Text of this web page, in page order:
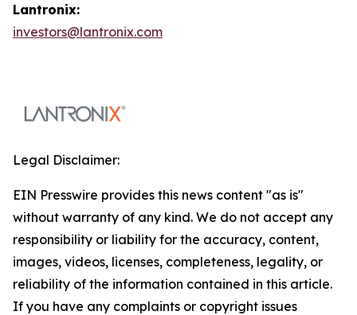
Lantronix:
investors@lantronix.com
Legal Disclaimer:
EIN Presswire provides this news content "as is"
without warranty of any kind. We do not accept any
responsibility or liability for the accuracy, content,
images, videos, licenses, completeness, legality, or
reliability of the information contained in this article.
If you have any complaints or copyright issues